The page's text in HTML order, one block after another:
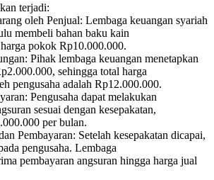
terjadi:
oleh Penjual: Lembaga keuangan syariah
membeli bahan baku kain
pokok Rp10.000.000.
Pihak lembaga keuangan menetapkan
sehingga total harga
pengusaha adalah Rp12.000.000.
Pengusaha dapat melakukan
sesuai dengan kesepakatan,
per bulan.
Pembayaran: Setelah kesepakatan dicapai,
pengusaha. Lembaga
pembayaran angsuran hingga harga jual